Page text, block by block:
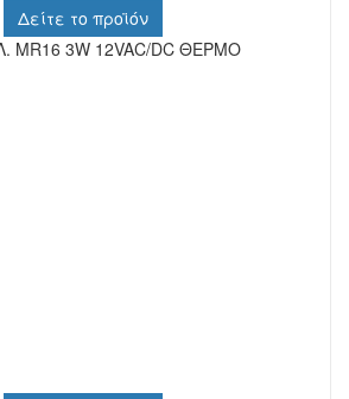
Δείτε το προϊόν
MR16 3W 12VAC/DC ΘΕΡΜΟ